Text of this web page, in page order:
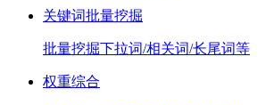
关键词批量挖掘
批量挖掘下拉词/相关词/长尾词等
权重综合